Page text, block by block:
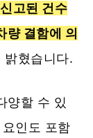
신고된 건수
량 결함에 의
밝혔습니다.
양할 수 있
인도 포함